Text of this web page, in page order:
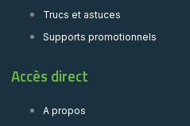
Trucs et astuces
Supports promotionnels
Accès direct
A propos